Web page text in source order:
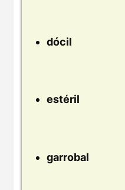
dócil
estéril
garrobal